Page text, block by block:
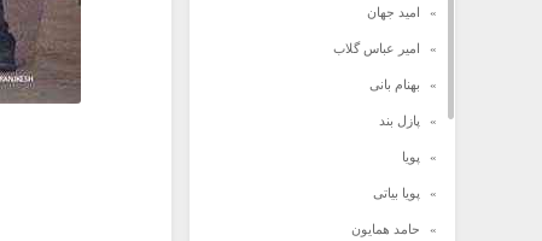
امید جهان
امیر عباس گلاب
بهنام بانی
پازل بند
پویا
پویا بیاتی
حامد همایون